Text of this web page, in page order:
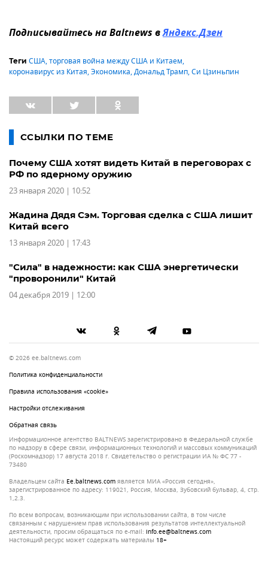
Подписывайтесь на Baltnews вЯндекс.Дзен
Теги США,торговая война между США и Китаем,
коронавирус из Китая,Экономика,Дональд Трамп,Си Цзиньпин
ССЫЛКИ ПО ТЕМЕ
Почему США хотят видеть Китай в переговорах с
РФ по ядерному оружию
23 января 2020 | 10:52
Жадина Дядя Сэм. Торговая сделка с США лишит
Китай всего
13 января 2020 | 17:43
"Сила" в надежности: как США энергетически
"проворонили" Китай
04 декабря 2019 | 12:00
© 2026 ee.baltnews.com
Политика конфиденциальности
Правила использования «cookie»
Настройки отслеживания
Обратная связь
Информационное агентство BALTNEWS зарегистрировано в Федеральной службе
по надзору в сфере связи, информационных технологий и массовых коммуникаций
(Роскомнадзор) 17 августа 2018 г. Свидетельство о регистрации ИА № ФС 77 -
73480
Владельцем сайта
ee.baltnews.com является МИА «Россия сегодня»,
зарегистрированное по адресу: 119021, Россия, Москва, Зубовский бульвар, 4, стр.
1,2.3.
По всем вопросам, возникающим при использовании сайта, в том числе
связанным с нарушением прав использования результатов интеллектуальной
деятельности, просим обращаться по e-mail: info.ee@baltnews.com
Настоящий ресурс может содержать материалы 18+